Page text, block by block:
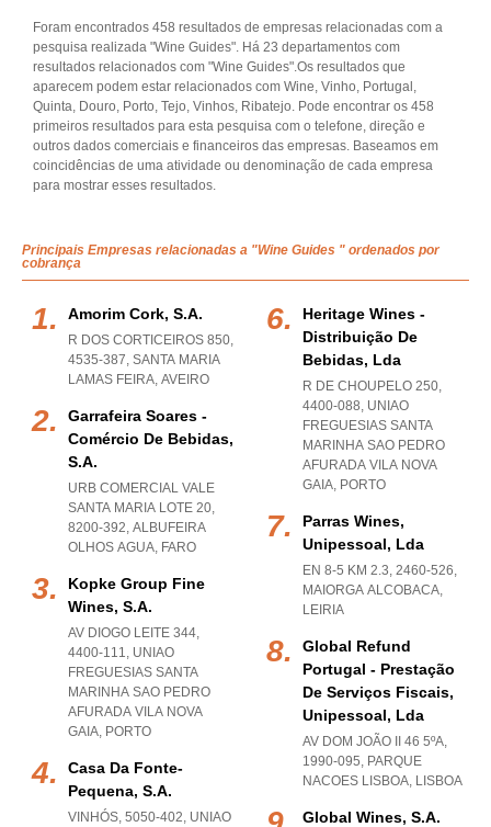
Foram encontrados 458 resultados de empresas relacionadas com a
pesquisa realizada "Wine Guides". Há 23 departamentos com
resultados relacionados com "Wine Guides".Os resultados que
aparecem podem estar relacionados com Wine, Vinho, Portugal,
Quinta, Douro, Porto, Tejo, Vinhos, Ribatejo. Pode encontrar os 458
primeiros resultados para esta pesquisa com o telefone, direção e
outros dados comerciais e financeiros das empresas. Baseamos em
coincidências de uma atividade ou denominação de cada empresa
para mostrar esses resultados.
Principais Empresas relacionadas a "Wine Guides " ordenados por
cobrança
Amorim Cork, S.a.
R DOS CORTICEIROS 850,
4535-387, SANTA MARIA
LAMAS FEIRA, AVEIRO
Garrafeira Soares -
Comércio De Bebidas,
S.a.
URB COMERCIAL VALE
SANTA MARIA LOTE 20,
8200-392, ALBUFEIRA
OLHOS AGUA, FARO
Kopke Group Fine
Wines, S.a.
AV DIOGO LEITE 344,
4400-111, UNIAO
FREGUESIAS SANTA
MARINHA SAO PEDRO
AFURADA VILA NOVA
GAIA, PORTO
Casa Da Fonte-
Pequena, S.a.
VINHÓS, 5050-402, UNIAO
Heritage Wines -
Distribuição De
Bebidas, Lda
R DE CHOUPELO 250,
4400-088, UNIAO
FREGUESIAS SANTA
MARINHA SAO PEDRO
AFURADA VILA NOVA
GAIA, PORTO
Parras Wines,
Unipessoal, Lda
EN 8-5 KM 2.3, 2460-526,
MAIORGA ALCOBACA,
LEIRIA
Global Refund
Portugal - Prestação
De Serviços Fiscais,
Unipessoal, Lda
AV DOM JOÃO II 46 5ºA,
1990-095, PARQUE
NACOES LISBOA, LISBOA
Global Wines, S.a.